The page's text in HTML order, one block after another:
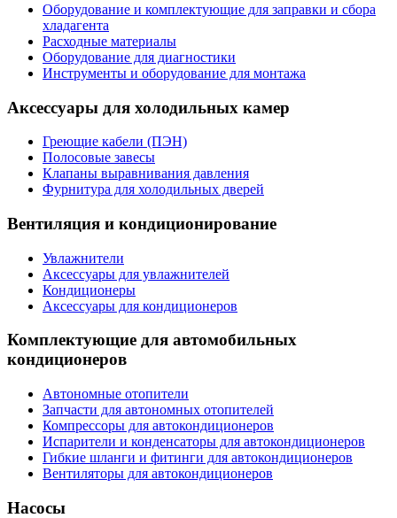
Оборудование и комплектующие для заправки и сбора
хладагента
Расходные материалы
Оборудование для диагностики
Инструменты и оборудование для монтажа
Аксессуары для холодильных камер
Греющие кабели (ПЭН)
Полосовые завесы
Клапаны выравнивания давления
Фурнитура для холодильных дверей
Вентиляция и кондиционирование
Увлажнители
Аксессуары для увлажнителей
Кондиционеры
Аксессуары для кондиционеров
Комплектующие для автомобильных
кондиционеров
Автономные отопители
Запчасти для автономных отопителей
Компрессоры для автокондиционеров
Испарители и конденсаторы для автокондиционеров
Гибкие шланги и фитинги для автокондиционеров
Вентиляторы для автокондиционеров
Насосы